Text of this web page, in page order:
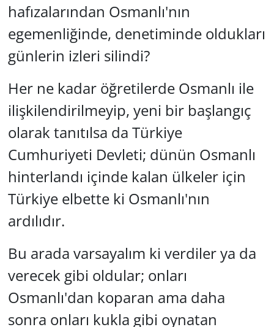
hafızalarından Osmanlı'nın
egemenliğinde, denetiminde oldukları
günlerin izleri silindi?
Her ne kadar öğretilerde Osmanlı ile
ilişkilendirilmeyip, yeni bir başlangıç
olarak tanıtılsa da Türkiye
Cumhuriyeti Devleti; dünün Osmanlı
hinterlandı içinde kalan ülkeler için
Türkiye elbette ki Osmanlı'nın
ardılıdır.
Bu arada varsayalım ki verdiler ya da
verecek gibi oldular; onları
Osmanlı'dan koparan ama daha
sonra onları kukla gibi oynatan